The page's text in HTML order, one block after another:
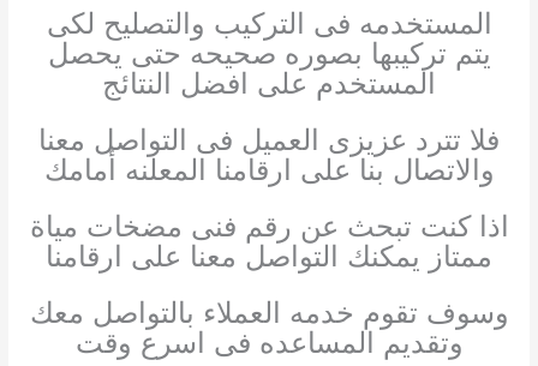
المستخدمه فى التركيب والتصليح لكى
يتم تركيبها بصوره صحيحه حتى يحصل
المستخدم على افضل النتائج
فلا تترد عزيزى العميل فى التواصل معنا
والاتصال بنا على ارقامنا المعلنه أمامك
اذا كنت تبحث عن رقم فنى مضخات مياة
ممتاز يمكنك التواصل معنا على ارقامنا
وسوف تقوم خدمه العملاء بالتواصل معك
وتقديم المساعده فى اسرع وقت